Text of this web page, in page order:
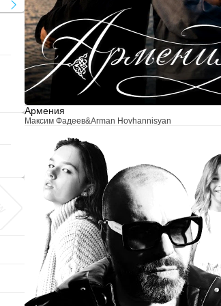
Армения
Максим Фадеев&Arman Hovhannisyan